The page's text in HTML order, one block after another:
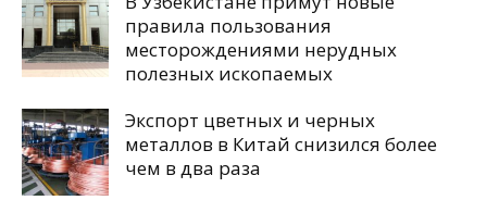
правила пользования
месторождениями нерудных
полезных ископаемых
Экспорт цветных и черных
металлов в Китай снизился более
чем в два раза